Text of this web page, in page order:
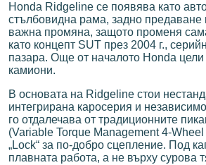
Honda Ridgeline се появява като
стълбовидна рама, задно предаване
важна промяна, защото променя
като концепт SUT през 2004 г.,
пазара. Още от началото Honda цели
камиони.
В основата на Ridgeline стои
интегрирана каросерия и
го отдалечава от традиционните
(Variable Torque Management 4-
„Lock“ за по-добро сцепление. Под
плавната работа, а не върху сурова